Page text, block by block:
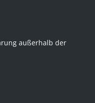
außerhalb der